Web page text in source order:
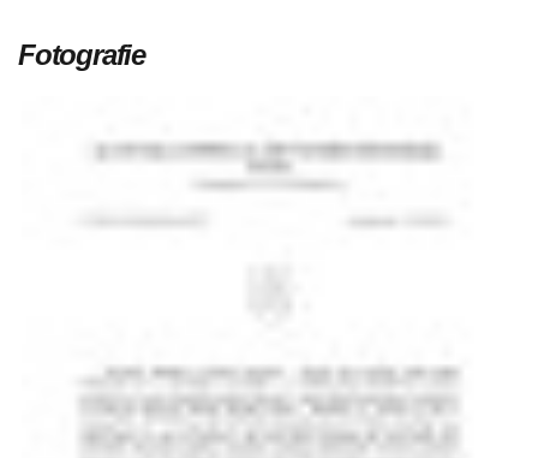
Fotografie